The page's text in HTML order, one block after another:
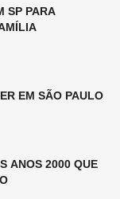
SP PARA
EM SÃO PAULO
ANOS 2000 QUE